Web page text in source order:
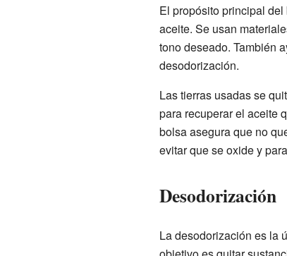
El propósito principal
aceite. Se usan
tono deseado. También
desodorización.
Las tierras usadas se
para recuperar el aceite
bolsa asegura que no
evitar que se oxide y
Desodorización
La desodorización es la